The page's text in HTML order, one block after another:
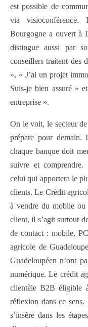
est possible de
via
Bourgogne a ouvert à
distingue aussi par
conseillers traitent des
», « J’ai un projet
Suis-je bien assuré »
entreprise ».
On le voit, le secteur
prépare pour demain.
chaque banque doit
suivre et comprendre.
celui qui apportera le
clients. Le Crédit
à vendre du mobile ou
client, il s’agit surtout
de contact : mobile,
agricole de
Guadeloupéen n’ont
numérique. Le crédit
clientèle B2B éligible
réflexion dans ce
s’insère dans les